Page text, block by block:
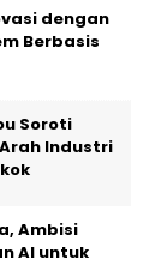
dengan
Berbasis
Soroti
Industri
Ambisi
AI untuk